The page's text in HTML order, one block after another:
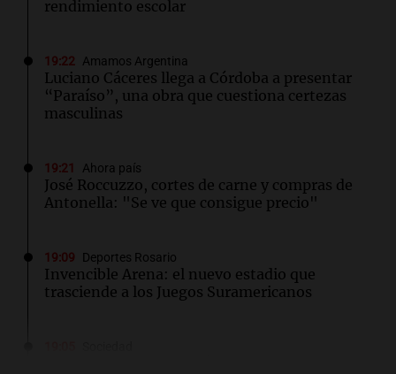
rendimiento escolar
19:22 Amamos Argentina
Luciano Cáceres llega a Córdoba a presentar
“Paraíso”, una obra que cuestiona certezas
masculinas
19:21 Ahora país
José Roccuzzo, cortes de carne y compras de
Antonella: "Se ve que consigue precio"
19:09 Deportes Rosario
Invencible Arena: el nuevo estadio que
trasciende a los Juegos Suramericanos